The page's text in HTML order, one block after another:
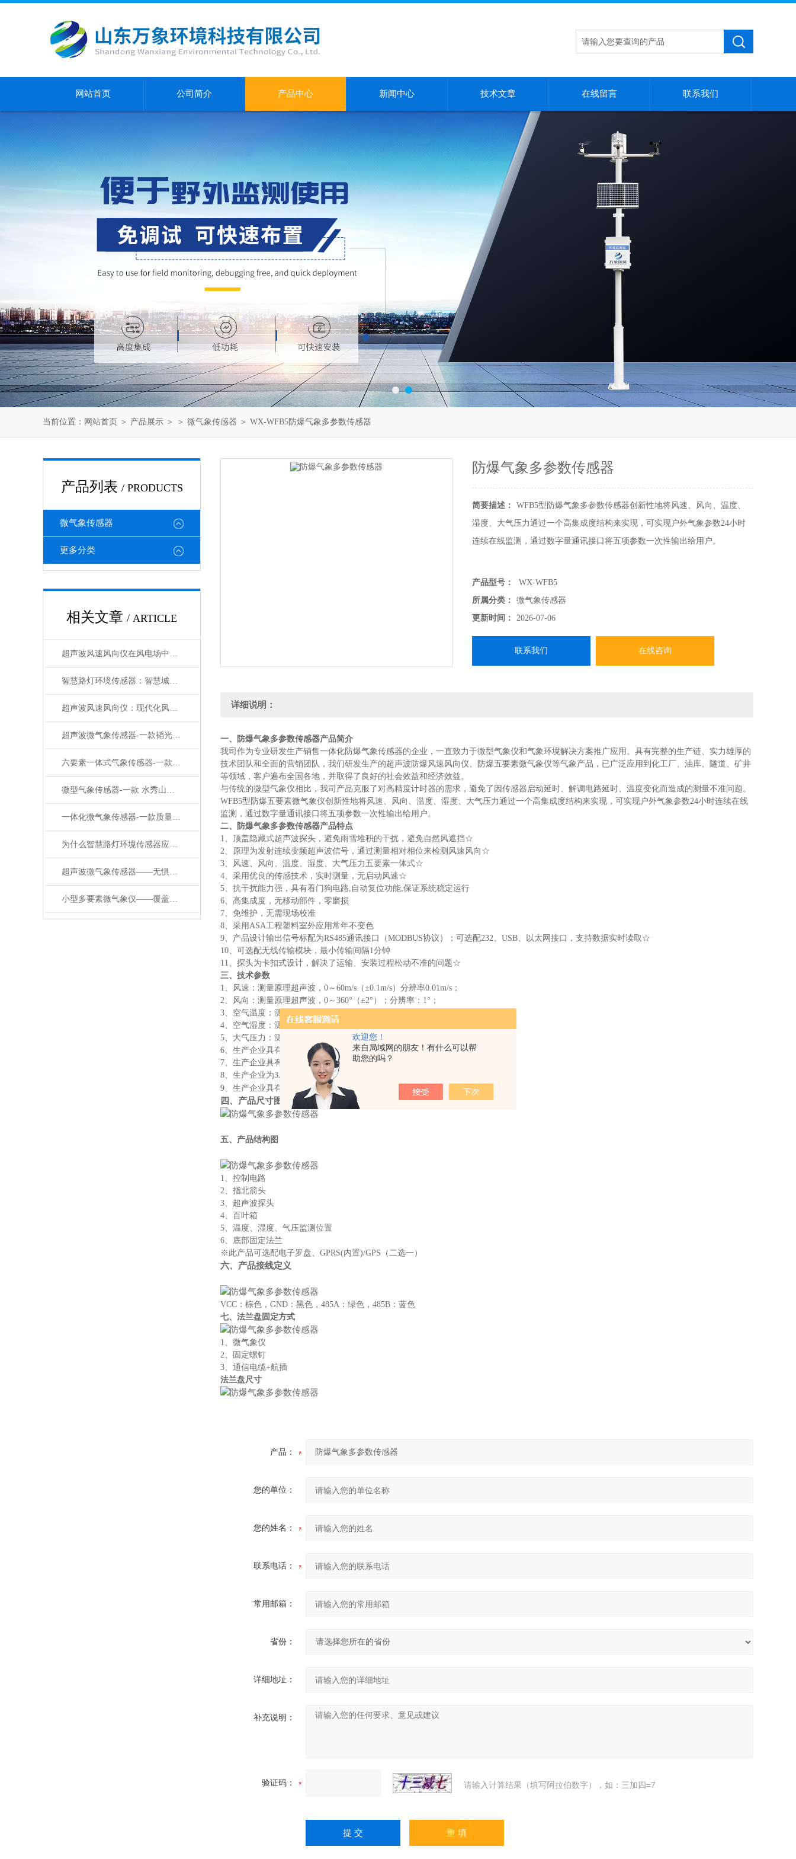
欢迎您！
来自局域网的朋友！有什么可以帮
助您的吗？
网站首页 公司简介 产品中心 新闻中心 技术文章 在线留言 联系我们
当前位置： 网站首页 ＞ 产品展示 ＞ ＞ 微气象传感器 ＞ WX-WFB5防爆气象多参数传感器
产品列表 / PRODUCTS
微气象传感器
更多分类
相关文章 / ARTICLE
超声波风速风向仪在风电场中的应用为什么越来越普遍
智慧路灯环境传感器：智慧城市的“感知之眼”
超声波风速风向仪：现代化风能监测的仪器
超声波微气象传感器-一款韬光养晦一体化微要素气象传感器#2023已更新
六要素一体式气象传感器-一款名声在外气象站风向监测设备#2023已更新
微型气象传感器-一款 水秀山明的一体化微要素气象传感器#2022已更新
一体化微气象传感器-一款质量杠杠滴多参数气象传感器#2022已更新
为什么智慧路灯环境传感器应用广？它有什么特点？
超声波微气象传感器——无惧风雨：气象环境传感器的 “很强抗造力”
小型多要素微气象仪——覆盖十二项指标！微气象传感器让气象监测更精准
防爆气象多参数传感器
简要描述：
WFB5型防爆气象多参数传感器创新性地将风速、风向、温度、
湿度、大气压力通过一个高集成度结构来实现，可实现户外气象参数24小时
连续在线监测，通过数字量通讯接口将五项参数一次性输出给用户。
产品型号：
WX-WFB5
所属分类：
微气象传感器
更新时间：
2026-07-06
联系我们 在线咨询
详细说明：
一、 防爆气象多参数传感器产品简介
我司作为专业研发生产销售一体化防爆气象传感器的企业，一直致力于微型气象仪和气象环境解决方案推广应用。具有完整的生产链、实力雄厚的
技术团队和全面的营销团队，我们研发生产的超声波防爆风速风向仪、防爆五要素微气象仪等气象产品，已广泛应用到化工厂、油库、隧道、矿井
等领域，客户遍布全国各地，并取得了良好的社会效益和经济效益。
与传统的微型气象仪相比，我司产品克服了对高精度计时器的需求，避免了因传感器启动延时、解调电路延时、温度变化而造成的测量不准问题。
WFB5型防爆五要素微气象仪创新性地将风速、风向、温度、湿度、大气压力通过一个高集成度结构来实现，可实现户外气象参数24小时连续在线
监测，通过数字量通讯接口将五项参数一次性输出给用户。
二、
防爆气象多参数传感器产品特点
1、顶盖隐藏式超声波探头，避免雨雪堆积的干扰，避免自然风遮挡☆
2、原理为发射连续变频超声波信号，通过测量相对相位来检测风速风向☆
3、风速、风向、温度、湿度、大气压力五要素一体式☆
4、采用优良的传感技术，实时测量，无启动风速☆
5、抗干扰能力强，具有看门狗电路,自动复位功能,保证系统稳定运行
6、高集成度，无移动部件，零磨损
7、免维护，无需现场校准
8、采用ASA工程塑料室外应用常年不变色
9、产品设计输出信号标配为RS485通讯接口（MODBUS协议）；可选配232、USB、以太网接口，支持数据实时读取☆
10、可选配无线传输模块，最小传输间隔1分钟
11、探头为卡扣式设计，解决了运输、安装过程松动不准的问题☆
三、技术参数
1、风速：测量原理超声波，0～60m/s（±0.1m/s）分辨率0.01m/s；
2、风向：测量原理超声波，0～360°（±2°）；分辨率：1°；
3、空气温度：测量原理二极管结电压法，-40-60℃（±0.3℃），分辨率0.01℃；
4、空气湿度：测量原理电容式，0-100%RH（±3%RH）,分辨率：0.1%RH；
5、大气压力：测量原理压阻式，300-1100hpa（±0.25%），分辨率0.1hpa；
6、生产企业具有ISO质量管理体系、环境管理体系和职业健康管理体系认证☆
7、生产企业具有计算机软件注册证书☆
8、生产企业为3Aji信用企业☆
9、生产企业具有Ex ia IIC T6 Ga高等级防爆证书☆
四、产品尺寸图
五、产品结构图
1、控制电路
2、指北箭头
3、超声波探头
4、百叶箱
5、温度、湿度、气压监测位置
6、底部固定法兰
※此产品可选配电子罗盘、GPRS(内置)/GPS（二选一）
六、产品接线定义
VCC：棕色，GND：黑色，485A：绿色，485B：蓝色
七、法兰盘固定方式
1、微气象仪
2、固定螺钉
3、通信电缆+航插
法兰盘尺寸
产品：
您的单位：
您的姓名：
联系电话：
常用邮箱：
省份：
详细地址：
补充说明：
验证码： 请输入计算结果（填写阿拉伯数字），如：三加四=7